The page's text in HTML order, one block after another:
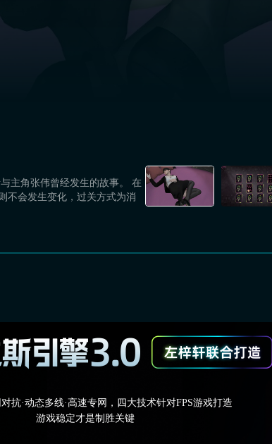
与主角张伟曾经发生的故事。 在
不会发生变化，过关方式为消
抗·动态多线·高速专网，四大技术针对FPS游戏打造
游戏稳定才是制胜关键